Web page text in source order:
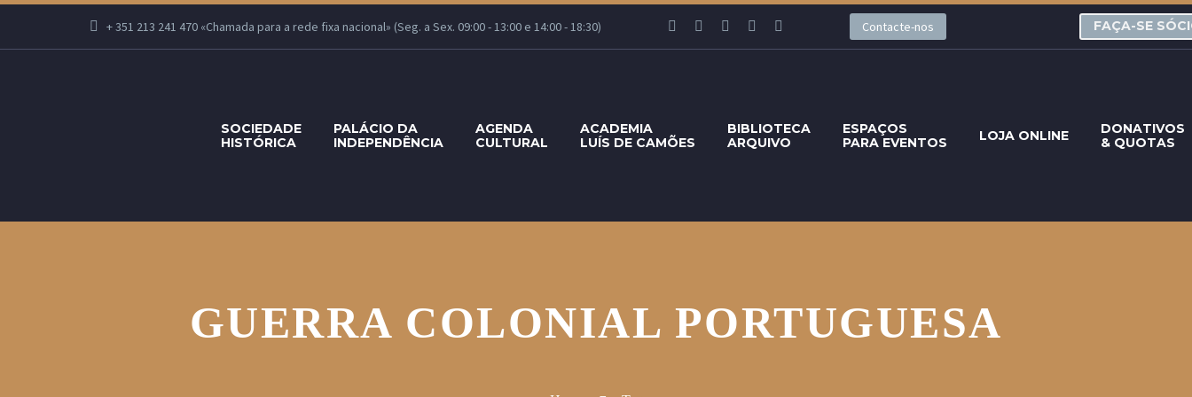
+ 351 213 241 470 «Chamada para a rede fixa nacional» (Seg. a Sex. 09:00 - 13:00 e 14:00 - 18:30) Contacte-nos FAÇA-SE
SOCIEDADE
HISTÓRICA
PALÁCIO DA
INDEPENDÊNCIA
AGENDA
CULTURAL
ACADEMIA
LUÍS DE CAMÕES
BIBLIOTECA
ARQUIVO
ESPAÇOS
PARA EVENTOS
LOJA ONLINE
DONATIVOS
& QUOTAS
GUERRA COLONIAL PORTUGUESA